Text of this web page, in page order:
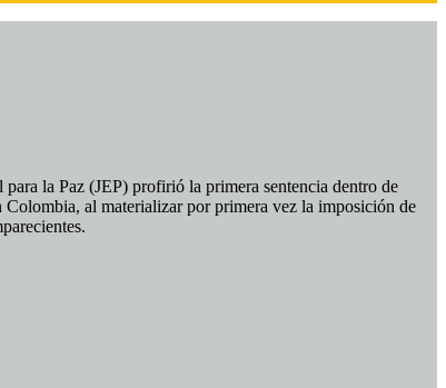
la Paz (JEP) profirió la primera sentencia dentro de
al materializar por primera vez la imposición de